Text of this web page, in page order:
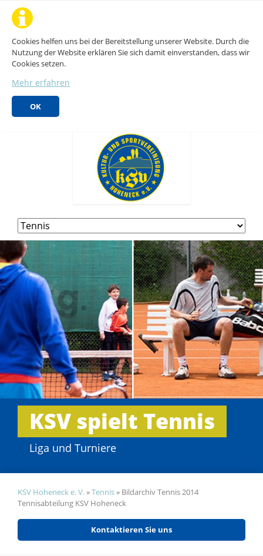
Cookies helfen uns bei der Bereitstellung unserer Website. Durch die
Nutzung der Website erklären Sie sich damit einverstanden, dass wir
Cookies setzen.
Mehr erfahren
OK
Navigation
überspringen
KSV spielt Tennis
Liga und Turniere
KSV Hoheneck e. V.»Tennis» Bildarchiv Tennis 2014
Tennisabteilung KSV Hoheneck
Kontaktieren Sie uns